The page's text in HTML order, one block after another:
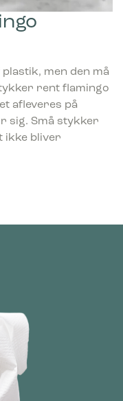
hjemmesiden ser
sprog, eller den
indsigt i brugernes
og rapportere
men den må
rent flamingo
afleveres på
sig. Små stykker
ikke bliver